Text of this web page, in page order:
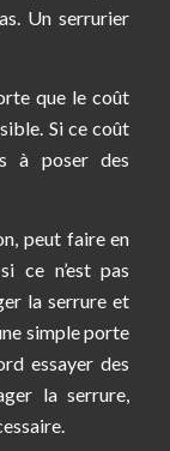
Un serrurier
que le coût
Si ce coût
à poser des
peut faire en
ce n’est pas
la serrure et
simple porte
essayer des
la serrure,